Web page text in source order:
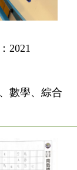
2021
數學、綜合